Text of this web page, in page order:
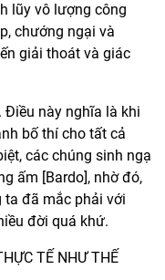
lũy vô lượng công
chướng ngại và
giải thoát và giác
Điều này nghĩa là khi
bố thí cho tất cả
các chúng sinh ngạ
ấm [Bardo], nhờ đó,
ta đã mắc phải với
đời quá khứ.
TẾ NHƯ THẾ